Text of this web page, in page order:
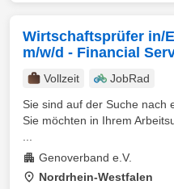
Wirtschaftsprüfer in/
m/w/d - Financial
Vollzeit
JobRad
Sie sind auf der Suche nach
Sie möchten in Ihrem
Genoverband e.V.
Nordrhein-Westfalen